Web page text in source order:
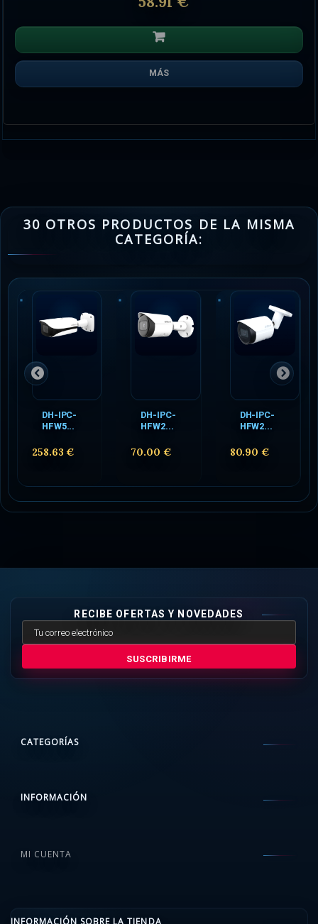
MÁS
30 OTROS PRODUCTOS DE LA MISMA
CATEGORÍA:
DH-IPC-
HFW5...
258.63 €
DH-IPC-
HFW2...
70.00 €
DH-IPC-
HFW2...
80.90 €
RECIBE OFERTAS Y NOVEDADES
SUSCRIBIRME
CATEGORÍAS
INFORMACIÓN
MI CUENTA
INFORMACIÓN SOBRE LA TIENDA